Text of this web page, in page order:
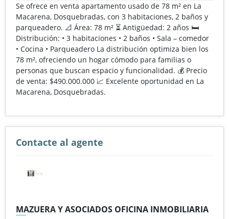
Se ofrece en venta apartamento usado de 78 m² en La
Macarena, Dosquebradas, con 3 habitaciones, 2 baños y
parqueadero. 📐 Área: 78 m² ⏳ Antigüedad: 2 años 🛏️
Distribución: • 3 habitaciones • 2 baños • Sala – comedor
• Cocina • Parqueadero La distribución optimiza bien los
78 m², ofreciendo un hogar cómodo para familias o
personas que buscan espacio y funcionalidad. 💰 Precio
de venta: $490.000.000 📈 Excelente oportunidad en La
Macarena, Dosquebradas.
Contacte al agente
MAZUERA Y ASOCIADOS OFICINA INMOBILIARIA